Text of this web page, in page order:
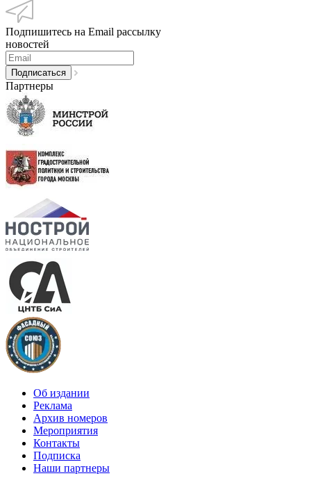
Подпишитесь на Email рассылку
новостей
Партнеры
Об издании
Реклама
Архив номеров
Мероприятия
Контакты
Подписка
Наши партнеры